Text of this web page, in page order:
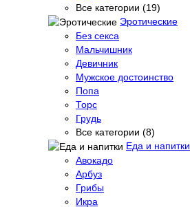
Все категории (19)
Эротические
Без секса
Мальчишник
Девичник
Мужское достоинство
Попа
Торс
Грудь
Все категории (8)
Еда и напитки
Авокадо
Арбуз
Грибы
Икра